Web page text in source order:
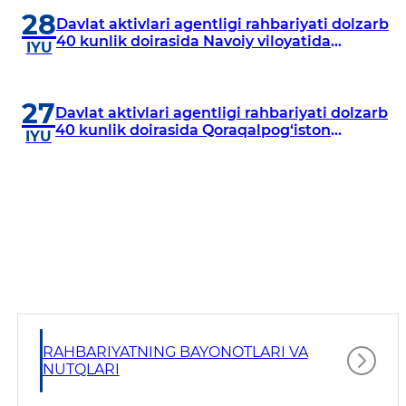
28
IYU
Davlat aktivlari agentligi rahbariyati dolzarb
40 kunlik doirasida Navoiy viloyatida
27
IYU
Davlat aktivlari agentligi rahbariyati dolzarb
40 kunlik doirasida Qoraqalpog‘iston
RAHBARIYATNING BAYONOTLARI VA
NUTQLARI